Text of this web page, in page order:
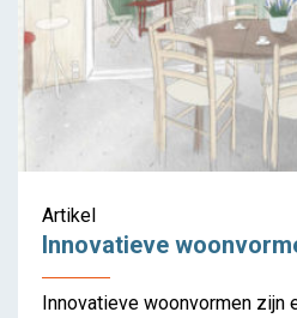
Artikel
Innovatieve
Innovatieve woonvormen zijn